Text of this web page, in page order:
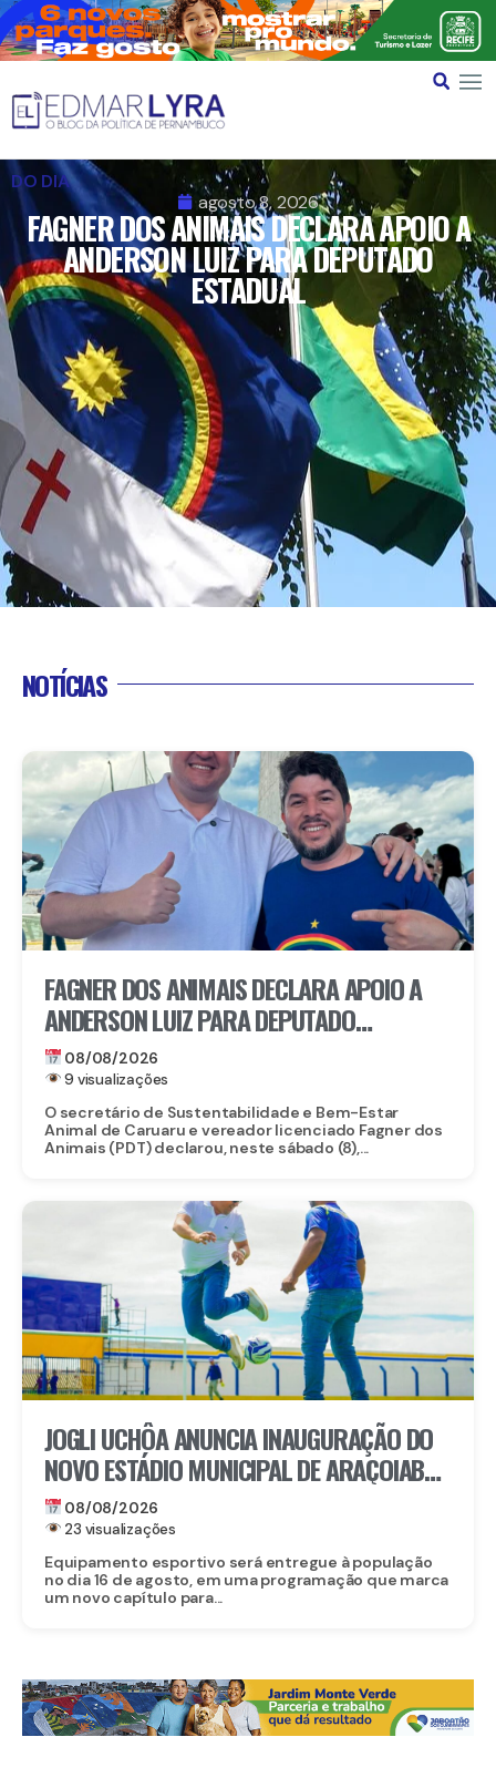
DO DIA
agosto 8, 2026
FAGNER DOS ANIMAIS DECLARA APOIO A
ANDERSON LUIZ PARA DEPUTADO
ESTADUAL
NOTÍCIAS
FAGNER DOS ANIMAIS DECLARA APOIO A
ANDERSON LUIZ PARA DEPUTADO
ESTADUAL
08/08/2026
9 visualizações
O secretário de Sustentabilidade e Bem-Estar
Animal de Caruaru e vereador licenciado Fagner dos
Animais (PDT) declarou, neste sábado (8),...
JOGLI UCHÔA ANUNCIA INAUGURAÇÃO DO
NOVO ESTÁDIO MUNICIPAL DE ARAÇOIABA,
UM DOS MAIORES INVESTIMENTOS DA
HISTÓRIA DO MUNICÍPIO
08/08/2026
23 visualizações
Equipamento esportivo será entregue à população
no dia 16 de agosto, em uma programação que marca
um novo capítulo para...